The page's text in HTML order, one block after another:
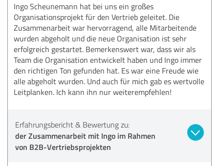
Ingo Scheunemann hat bei uns ein großes
Organisationsprojekt für den Vertrieb geleitet. Die
Zusammenarbeit war hervorragend, alle Mitarbeitende
wurden abgeholt und die neue Organisation ist sehr
erfolgreich gestartet. Bemerkenswert war, dass wir als
Team die Organisation entwickelt haben und Ingo immer
den richtigen Ton gefunden hat. Es war eine Freude wie
alle abgeholt wurden. Und auch für mich gab es wertvolle
Leitplanken. Ich kann ihn nur weiterempfehlen!
Erfahrungsbericht & Bewertung zu:
der Zusammenarbeit mit Ingo im Rahmen
von B2B-Vertriebsprojekten